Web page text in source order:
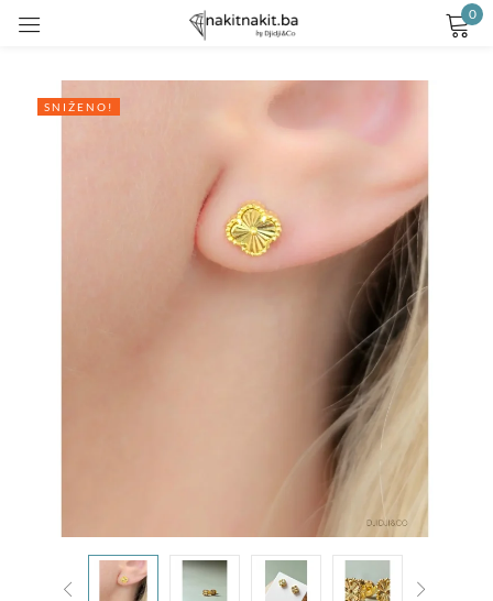
0
SNIŽENO!
Remember me Lost password?
CREATE AN ACCOUNT